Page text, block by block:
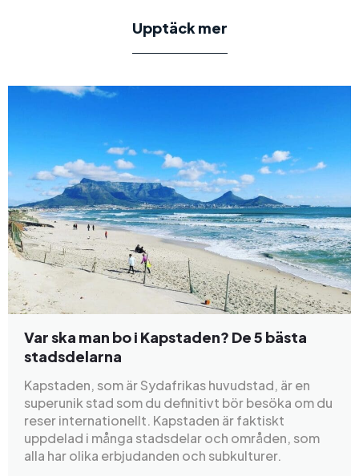
Upptäck mer
Var ska man bo i Kapstaden? De 5 bästa
stadsdelarna
Kapstaden, som är Sydafrikas huvudstad, är en
superunik stad som du definitivt bör besöka om du
reser internationellt. Kapstaden är faktiskt
uppdelad i många stadsdelar och områden, som
alla har olika erbjudanden och subkulturer.